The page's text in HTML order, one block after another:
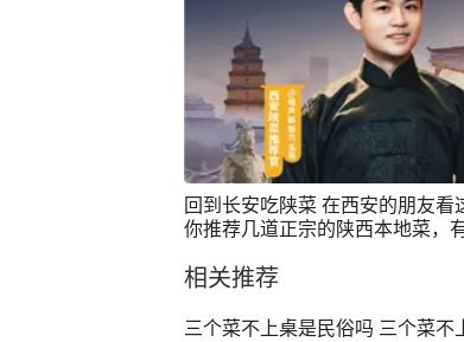
回到长安吃陕菜 在西安的朋友看
你推荐几道正宗的陕西本地菜，
相关推荐
三个菜不上桌是民俗吗 三个菜不